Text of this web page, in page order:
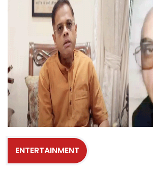
ENTERTAINMENT